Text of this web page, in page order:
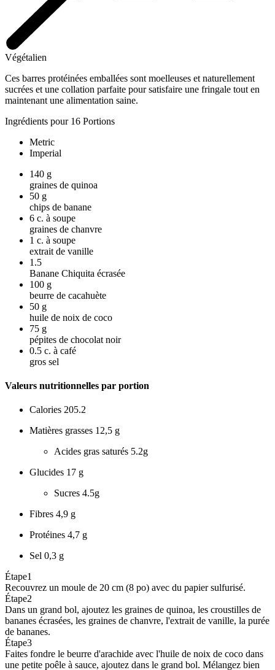
Végétalien
Ces barres protéinées emballées sont moelleuses et naturellement
sucrées et une collation parfaite pour satisfaire une fringale tout en
maintenant une alimentation saine.
Ingrédients pour 16 Portions
Metric
Imperial
140 g
graines de quinoa
50 g
chips de banane
6 c. à soupe
graines de chanvre
1 c. à soupe
extrait de vanille
1.5
Banane Chiquita écrasée
100 g
beurre de cacahuète
50 g
huile de noix de coco
75 g
pépites de chocolat noir
0.5 c. à café
gros sel
Valeurs nutritionnelles par portion
Calories 205.2
Matières grasses 12,5 g
Acides gras saturés 5.2g
Glucides 17 g
Sucres 4.5g
Fibres 4,9 g
Protéines 4,7 g
Sel 0,3 g
Étape1
Recouvrez un moule de 20 cm (8 po) avec du papier sulfurisé.
Étape2
Dans un grand bol, ajoutez les graines de quinoa, les croustilles de
bananes écrasées, les graines de chanvre, l'extrait de vanille, la purée
de bananes.
Étape3
Faites fondre le beurre d'arachide avec l'huile de noix de coco dans
une petite poêle à sauce, ajoutez dans le grand bol. Mélangez bien